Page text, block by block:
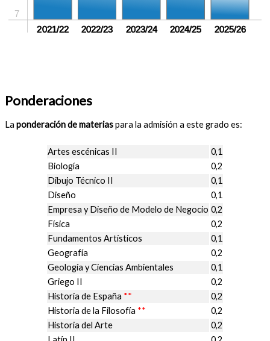
7
2021/22 2022/23 2023/24 2024/25 2025/26
Ponderaciones
La ponderación de materiaspara la admisión a este grado es:
Artes escénicas II
0,1
Biología
0,2
Dibujo Técnico II
0,1
Diseño
0,1
Empresa y Diseño de Modelo de Negocio 0,2
Física
0,2
Fundamentos Artísticos
0,1
Geografía
0,2
Geología y Ciencias Ambientales
0,1
Griego II
0,2
Historia de España **
0,2
Historia de la Filosofía **
0,2
Historia del Arte
0,2